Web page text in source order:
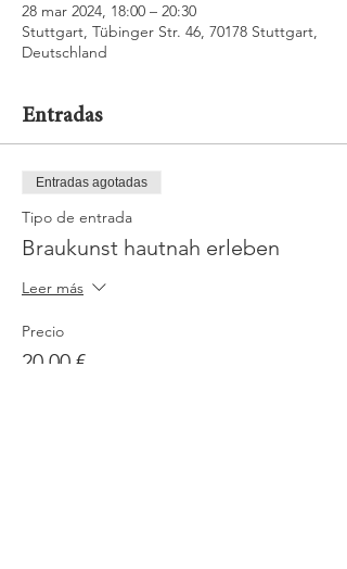
28 mar 2024, 18:00 – 20:30
Stuttgart, Tübinger Str. 46, 70178 Stuttgart,
Deutschland
Entradas
Entradas agotadas
Tipo de entrada
Braukunst hautnah erleben
Leer más
Precio
20,00 €